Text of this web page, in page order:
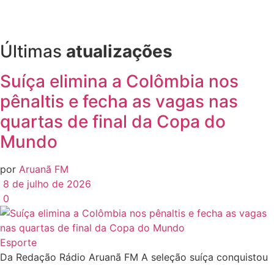
Últimas atualizações
Suíça elimina a Colômbia nos
pênaltis e fecha as vagas nas
quartas de final da Copa do
Mundo
por Aruanã FM
8 de julho de 2026
0
Esporte
Da Redação Rádio Aruanã FM A seleção suíça conquistou